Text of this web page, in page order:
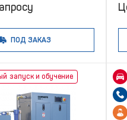
ПОД ЗАКАЗ
запуск и обучение